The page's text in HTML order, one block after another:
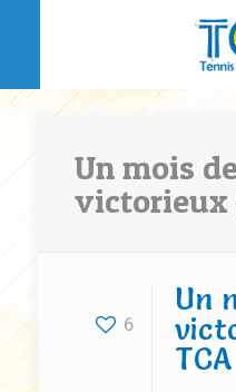
Un mois
victorieux
6
Un
TCA